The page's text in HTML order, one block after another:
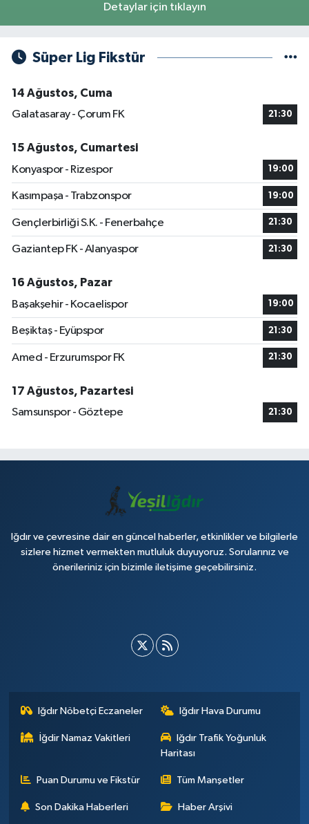
Detaylar için tıklayın
Süper Lig Fikstür
14 Ağustos, Cuma
Galatasaray - Çorum FK
21:30
15 Ağustos, Cumartesi
Konyaspor - Rizespor
19:00
Kasımpaşa - Trabzonspor 19:00
Gençlerbirliği S.K. - Fenerbahçe 21:30
Gaziantep FK - Alanyaspor 21:30
16 Ağustos, Pazar
Başakşehir - Kocaelispor
19:00
Beşiktaş - Eyüpspor 21:30
Amed - Erzurumspor FK 21:30
17 Ağustos, Pazartesi
Samsunspor - Göztepe
21:30
Iğdır ve çevresine dair en güncel haberler, etkinlikler ve bilgilerle
sizlere hizmet vermekten mutluluk duyuyoruz. Sorularınız ve
önerileriniz için bizimle iletişime geçebilirsiniz.
Iğdır Nöbetçi Eczaneler Iğdır Hava Durumu
İğdir Namaz Vakitleri
Iğdır Trafik Yoğunluk
Haritası
Puan Durumu ve Fikstür Tüm Manşetler
Son Dakika Haberleri Haber Arşivi